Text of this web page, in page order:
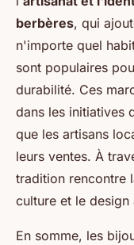
berbères, qui
n'importe quel
sont populaires
durabilité. Ces
dans les initiatives
que les artisans
leurs ventes. À
tradition rencontre
culture et le design
En somme, les